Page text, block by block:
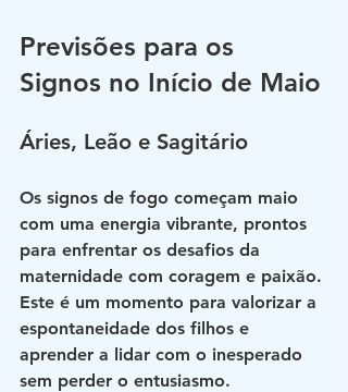
Previsões para os
Signos no Início de Maio
Áries, Leão e Sagitário
Os signos de fogo começam maio
com uma energia vibrante, prontos
para enfrentar os desafios da
maternidade com coragem e paixão.
Este é um momento para valorizar a
espontaneidade dos filhos e
aprender a lidar com o inesperado
sem perder o entusiasmo.